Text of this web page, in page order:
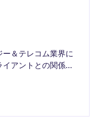
＆テレコム業界に
アントとの関係構
的な営業スキルと
す。